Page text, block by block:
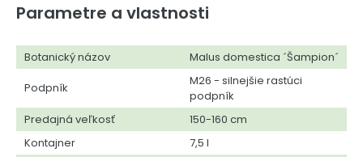
Parametre a vlastnosti
Botanický názov
Malus domestica ´Šampion´
Podpník
M26 - silnejšie rastúci
podpník
Predajná veľkosť
150-160 cm
Kontajner
7,5 l